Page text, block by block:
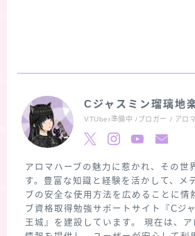
Cジャスミン瑠璃地
VTUber準備中 /ブロガー / アロ
アロマハーブの魅力に惹かれ、その世
す。豊富な知識と経験を活かして、メ
ブの安全な使用方法を広めることに情
ブ資格取得勉強サポートサイト『Cジ
王城』を建設しています。 現在は、ア